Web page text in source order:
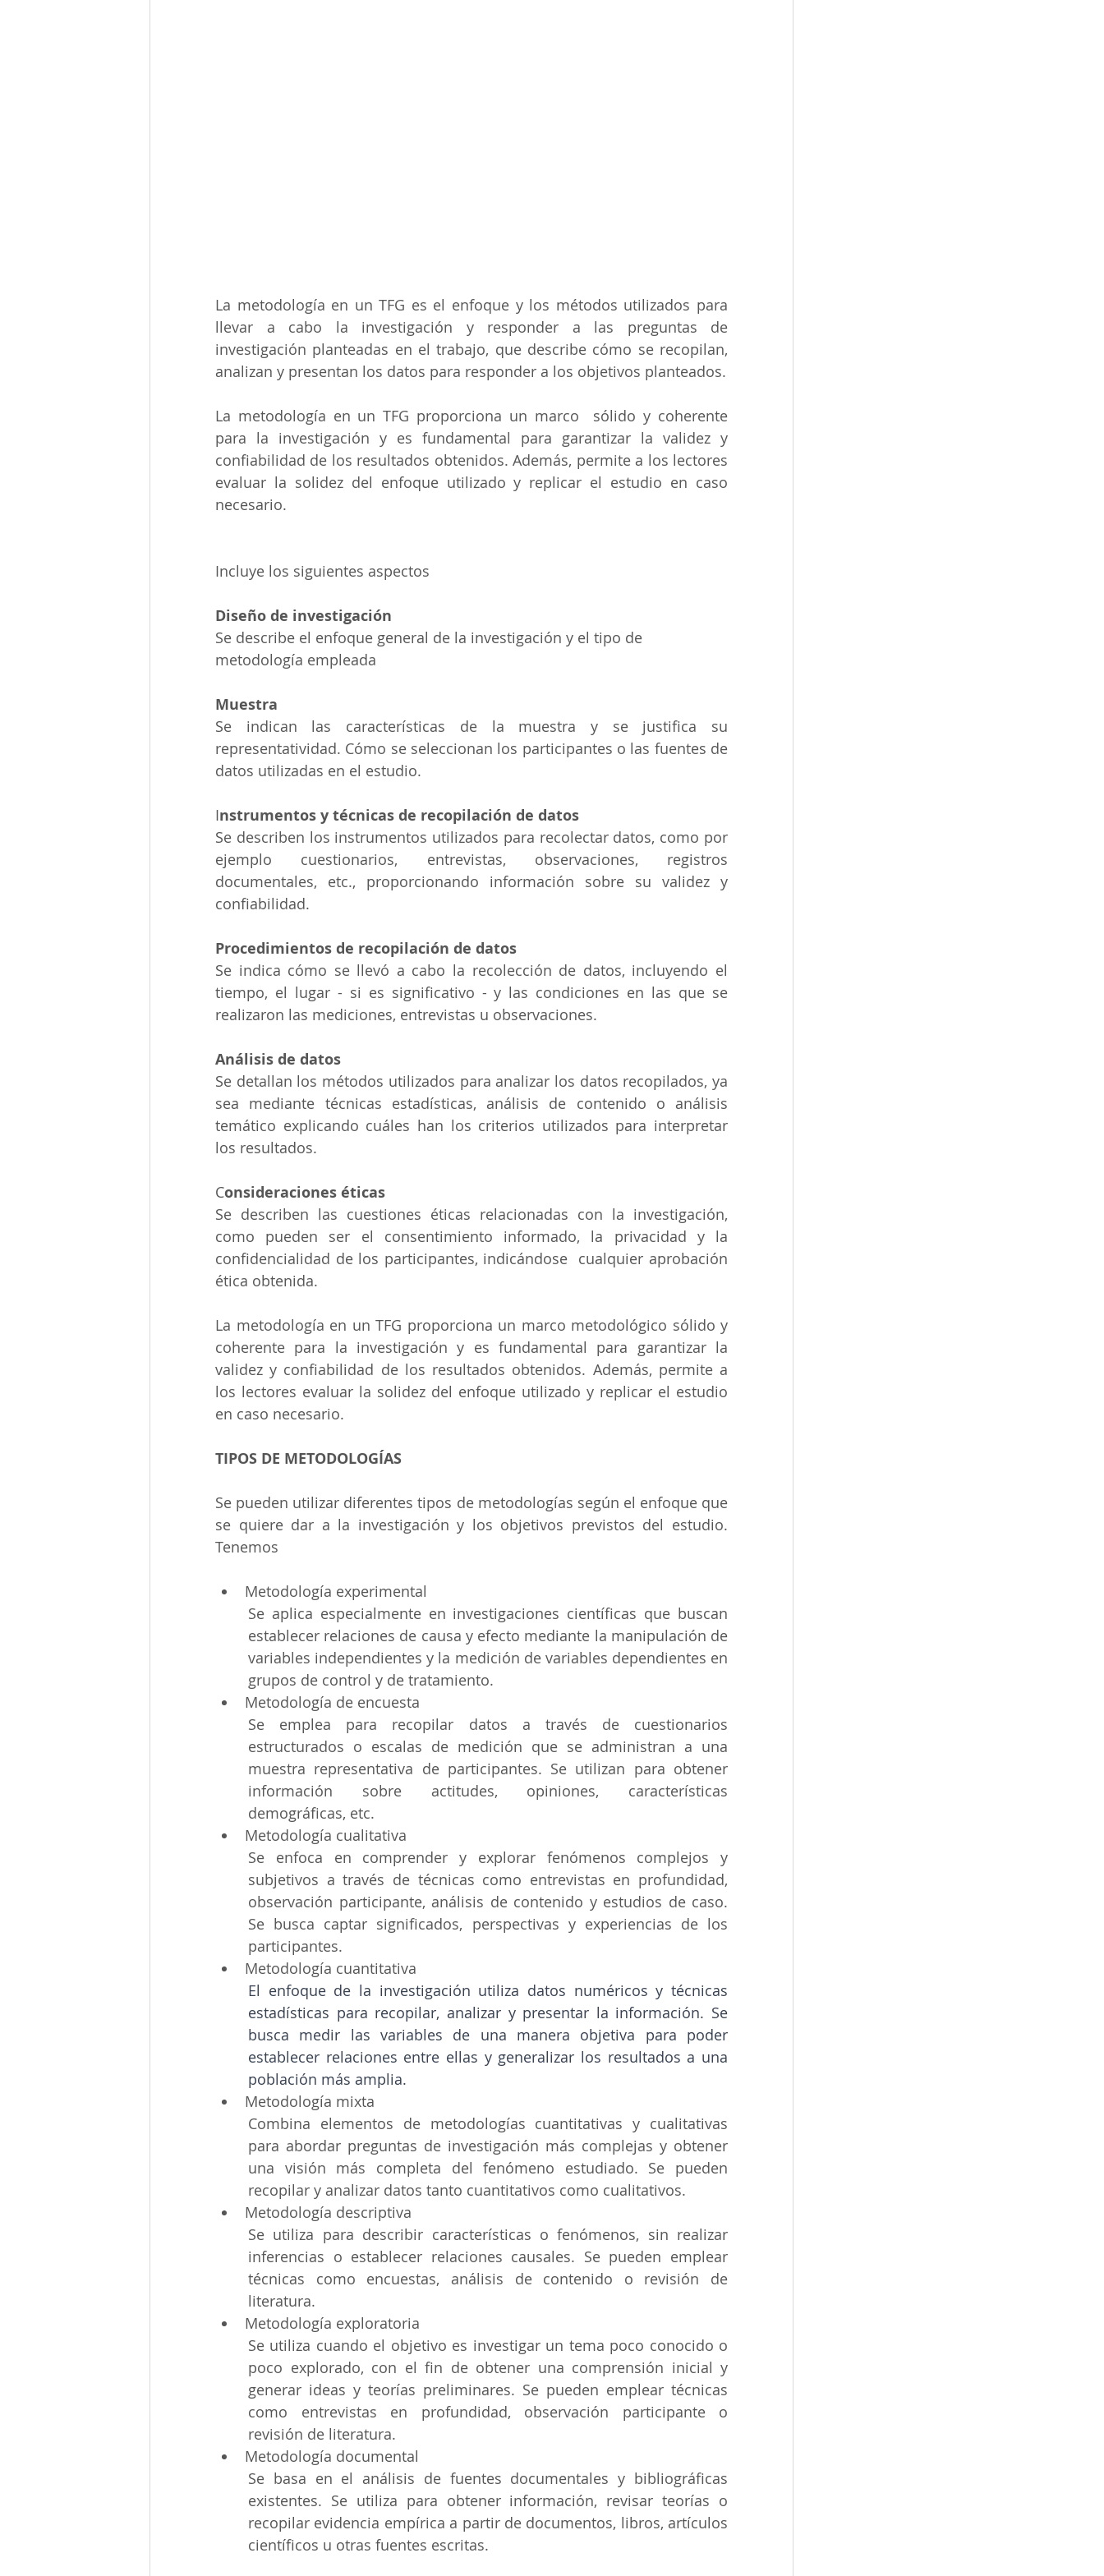
La metodología en un TFG es el enfoque y los métodos utilizados para
llevar a cabo la investigación y responder a las preguntas de
investigación planteadas en el trabajo, que describe cómo se recopilan,
analizan y presentan los datos para responder a los objetivos planteados.
La metodología en un TFG proporciona un marco  sólido y coherente
para la investigación y es fundamental para garantizar la validez y
confiabilidad de los resultados obtenidos. Además, permite a los lectores
evaluar la solidez del enfoque utilizado y replicar el estudio en caso
necesario.
Incluye los siguientes aspectos
Diseño de investigación
Se describe el enfoque general de la investigación y el tipo de
metodología empleada
Muestra
Se indican las características de la muestra y se justifica su
representatividad. Cómo se seleccionan los participantes o las fuentes de
datos utilizadas en el estudio.
Instrumentos y técnicas de recopilación de datos
Se describen los instrumentos utilizados para recolectar datos, como por
ejemplo cuestionarios, entrevistas, observaciones, registros
documentales, etc., proporcionando información sobre su validez y
confiabilidad.
Procedimientos de recopilación de datos
Se indica cómo se llevó a cabo la recolección de datos, incluyendo el
tiempo, el lugar - si es significativo - y las condiciones en las que se
realizaron las mediciones, entrevistas u observaciones.
Análisis de datos
Se detallan los métodos utilizados para analizar los datos recopilados, ya
sea mediante técnicas estadísticas, análisis de contenido o análisis
temático explicando cuáles han los criterios utilizados para interpretar
los resultados.
Consideraciones éticas
Se describen las cuestiones éticas relacionadas con la investigación,
como pueden ser el consentimiento informado, la privacidad y la
confidencialidad de los participantes, indicándose  cualquier aprobación
ética obtenida.
La metodología en un TFG proporciona un marco metodológico sólido y
coherente para la investigación y es fundamental para garantizar la
validez y confiabilidad de los resultados obtenidos. Además, permite a
los lectores evaluar la solidez del enfoque utilizado y replicar el estudio
en caso necesario.
TIPOS DE METODOLOGÍAS
Se pueden utilizar diferentes tipos de metodologías según el enfoque que
se quiere dar a la investigación y los objetivos previstos del estudio.
Tenemos
Metodología experimental
Se aplica especialmente en investigaciones científicas que buscan
establecer relaciones de causa y efecto mediante la manipulación de
variables independientes y la medición de variables dependientes en
grupos de control y de tratamiento.
Metodología de encuesta
Se emplea para recopilar datos a través de cuestionarios
estructurados o escalas de medición que se administran a una
muestra representativa de participantes. Se utilizan para obtener
información sobre actitudes, opiniones, características
demográficas, etc.
Metodología cualitativa
Se enfoca en comprender y explorar fenómenos complejos y
subjetivos a través de técnicas como entrevistas en profundidad,
observación participante, análisis de contenido y estudios de caso.
Se busca captar significados, perspectivas y experiencias de los
participantes.
Metodología cuantitativa
El enfoque de la investigación utiliza datos numéricos y técnicas
estadísticas para recopilar, analizar y presentar la información. Se
busca medir las variables de una manera objetiva para poder
establecer relaciones entre ellas y generalizar los resultados a una
población más amplia.
Metodología mixta
Combina elementos de metodologías cuantitativas y cualitativas
para abordar preguntas de investigación más complejas y obtener
una visión más completa del fenómeno estudiado. Se pueden
recopilar y analizar datos tanto cuantitativos como cualitativos.
Metodología descriptiva
Se utiliza para describir características o fenómenos, sin realizar
inferencias o establecer relaciones causales. Se pueden emplear
técnicas como encuestas, análisis de contenido o revisión de
literatura.
Metodología exploratoria
Se utiliza cuando el objetivo es investigar un tema poco conocido o
poco explorado, con el fin de obtener una comprensión inicial y
generar ideas y teorías preliminares. Se pueden emplear técnicas
como entrevistas en profundidad, observación participante o
revisión de literatura.
Metodología documental
Se basa en el análisis de fuentes documentales y bibliográficas
existentes. Se utiliza para obtener información, revisar teorías o
recopilar evidencia empírica a partir de documentos, libros, artículos
científicos u otras fuentes escritas.